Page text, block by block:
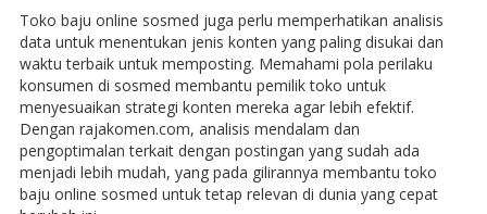
Toko baju online sosmed juga perlu memperhatikan analisis
data untuk menentukan jenis konten yang paling disukai dan
waktu terbaik untuk memposting. Memahami pola perilaku
konsumen di sosmed membantu pemilik toko untuk
menyesuaikan strategi konten mereka agar lebih efektif.
Dengan rajakomen.com, analisis mendalam dan
pengoptimalan terkait dengan postingan yang sudah ada
menjadi lebih mudah, yang pada gilirannya membantu toko
baju online sosmed untuk tetap relevan di dunia yang cepat